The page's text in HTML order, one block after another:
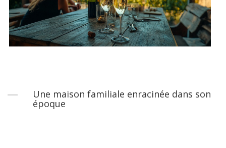
Une maison familiale enracinée dans son
époque